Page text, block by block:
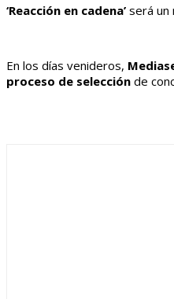
‘Reacción en cadena’ será un
En los días venideros,
proceso de selección de